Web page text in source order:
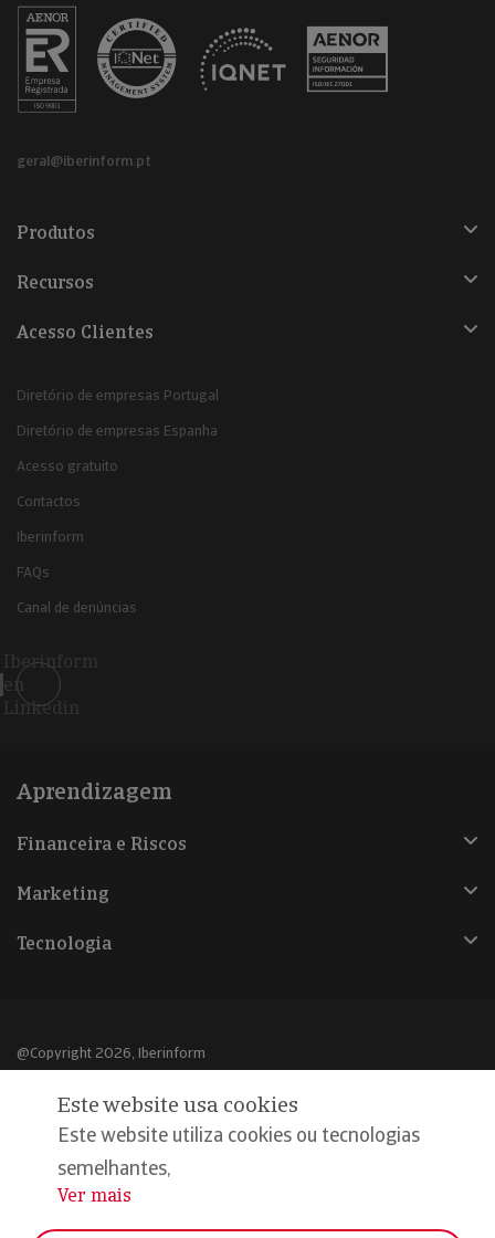
geral@iberinform.pt
Produtos
Recursos
Acesso Clientes
Diretório de empresas Portugal
Diretório de empresas Espanha
Acesso gratuito
Contactos
Iberinform
FAQs
Canal de denúncias
Iberinform
en
Linkedin
Aprendizagem
Financeira e Riscos
Marketing
Tecnologia
@Copyright 2026, Iberinform
Aviso legal
Política de cookies
Declaração de privacidade
Este website usa cookies
Este website utiliza cookies ou tecnologias
semelhantes,
...
Ver mais